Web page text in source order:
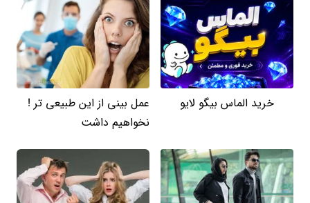
خرید الماس بیگو لایو
عمل بینی از این طبیعی تر !
نخواهیم داشت